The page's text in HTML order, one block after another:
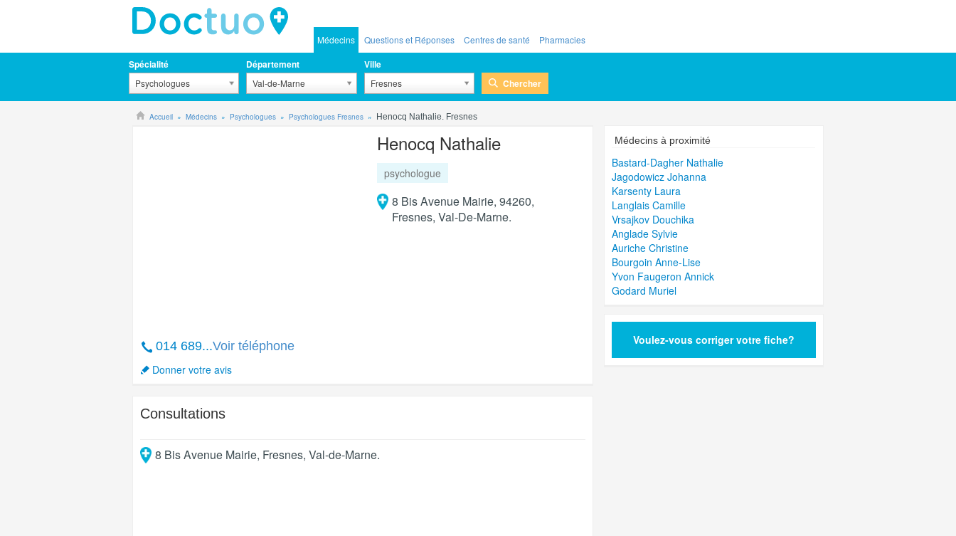
Médecins Questions et Réponses Centres de santé Pharmacies
Spécialité
Psychologues
Département
Val-de-Marne
Ville
Fresnes Chercher
Accueil Médecins Psychologues Psychologues Fresnes Henocq Nathalie. Fresnes
014 689...Voir téléphone
Donner votre avis
Henocq Nathalie
psychologue
8 Bis Avenue Mairie, 94260,
Fresnes, Val-De-Marne.
Consultations
8 Bis Avenue Mairie, Fresnes, Val-de-Marne.
Médecins à proximité
Bastard-Dagher Nathalie
Jagodowicz Johanna
Karsenty Laura
Langlais Camille
Vrsajkov Douchika
Anglade Sylvie
Auriche Christine
Bourgoin Anne-Lise
Yvon Faugeron Annick
Godard Muriel
Voulez-vous corriger votre fiche?